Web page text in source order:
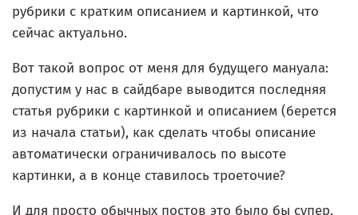
рубрики с кратким описанием и картинкой, что
сейчас актуально.
Вот такой вопрос от меня для будущего мануала:
допустим у нас в сайдбаре выводится последняя
статья рубрики с картинкой и описанием (берется
из начала статьи), как сделать чтобы описание
автоматически ограничивалось по высоте
картинки, а в конце ставилось троеточие?
И для просто обычных постов это было бы супер,